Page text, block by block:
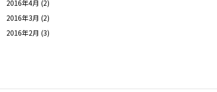
2016年4月 (2)
2016年3月 (2)
2016年2月 (3)